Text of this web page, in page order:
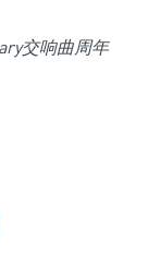
交响曲周年